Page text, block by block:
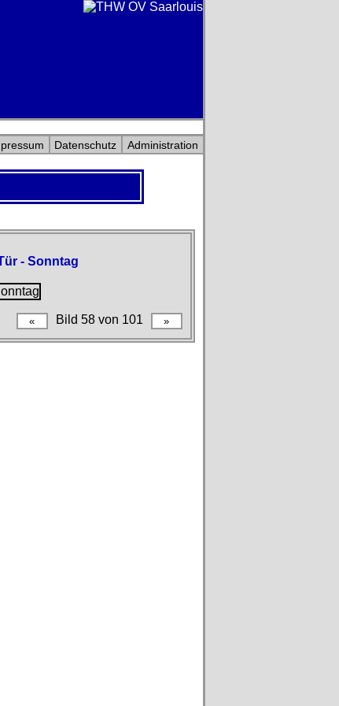
Datenschutz Administration
- Sonntag
Bild 58 von 101